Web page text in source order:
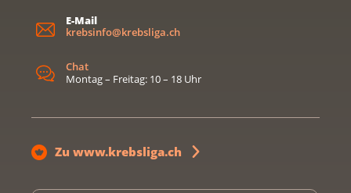
E-Mail
krebsinfo@krebsliga.ch
Chat
Montag – Freitag: 10 – 18 Uhr
Zu www.krebsliga.ch